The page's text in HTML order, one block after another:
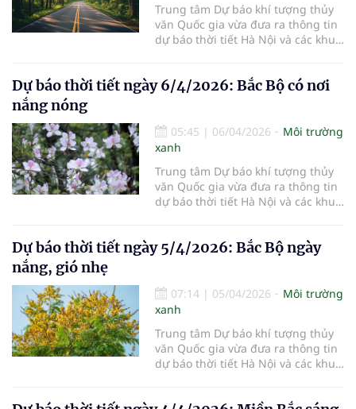
Trung tâm Dự báo khí tượng thủy
văn Quốc gia vừa đưa ra thông tin
dự báo thời tiết Hà Nội và các khu
Dự báo thời tiết ngày 6/4/2026: Bắc Bộ có nơi
nắng nóng
05:45 | 06/04/2026
Môi trường
xanh
Trung tâm Dự báo khí tượng thủy
văn Quốc gia vừa đưa ra thông tin
dự báo thời tiết Hà Nội và các khu
Dự báo thời tiết ngày 5/4/2026: Bắc Bộ ngày
nắng, gió nhẹ
07:14 | 05/04/2026
Môi trường
xanh
Trung tâm Dự báo khí tượng thủy
văn Quốc gia vừa đưa ra thông tin
dự báo thời tiết Hà Nội và các khu